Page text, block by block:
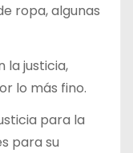
ropa, algunas
la justicia,
lo más fino.
para la
para su